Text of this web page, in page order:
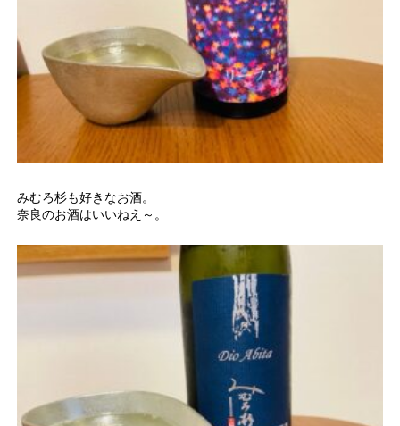
みむろ杉も好きなお酒。
奈良のお酒はいいねえ～。